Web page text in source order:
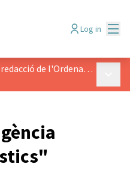
Log in
Consulta pública prèvia per a la redacció de l'Ordenança Reguladora d’ocupació de l’espai públic amb taules, cadires i instal·lacions anàlogues de Rubí